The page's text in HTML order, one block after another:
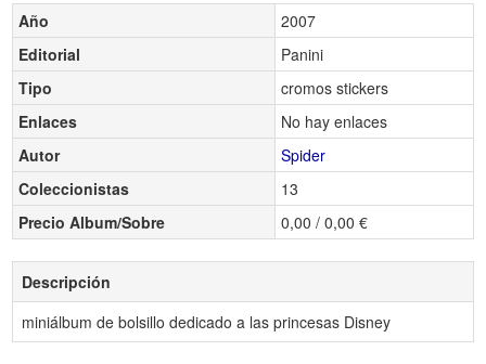
Año
2007
Editorial
Panini
Tipo
cromos stickers
Enlaces
No hay enlaces
Autor
Spider
Coleccionistas
13
Precio Album/Sobre
0,00 / 0,00 €
Descripción
miniálbum de bolsillo dedicado a las princesas Disney